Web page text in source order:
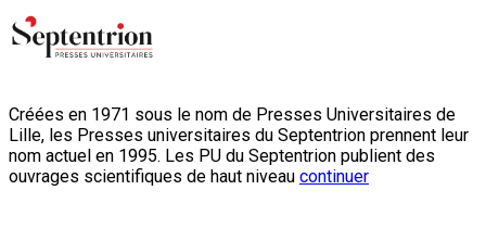
Créées en 1971 sous le nom de Presses Universitaires de
Lille, les Presses universitaires du Septentrion prennent leur
nom actuel en 1995. Les PU du Septentrion publient des
ouvrages scientifiques de haut niveau continuer